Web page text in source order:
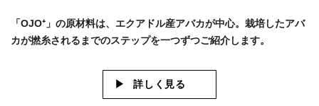
「OJO⁺」の原材料は、エクアドル産アバカが中心。栽培したアバ
カが撚糸されるまでのステップを一つずつご紹介します。
詳しく見る